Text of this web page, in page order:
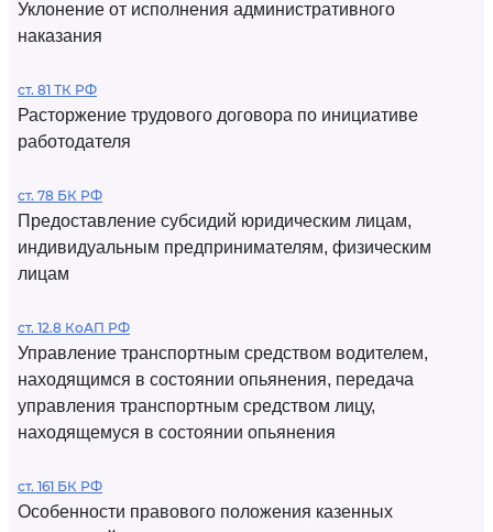
Уклонение от исполнения административного
наказания
ст. 81 ТК РФ
Расторжение трудового договора по инициативе
работодателя
ст. 78 БК РФ
Предоставление субсидий юридическим лицам,
индивидуальным предпринимателям, физическим
лицам
ст. 12.8 КоАП РФ
Управление транспортным средством водителем,
находящимся в состоянии опьянения, передача
управления транспортным средством лицу,
находящемуся в состоянии опьянения
ст. 161 БК РФ
Особенности правового положения казенных